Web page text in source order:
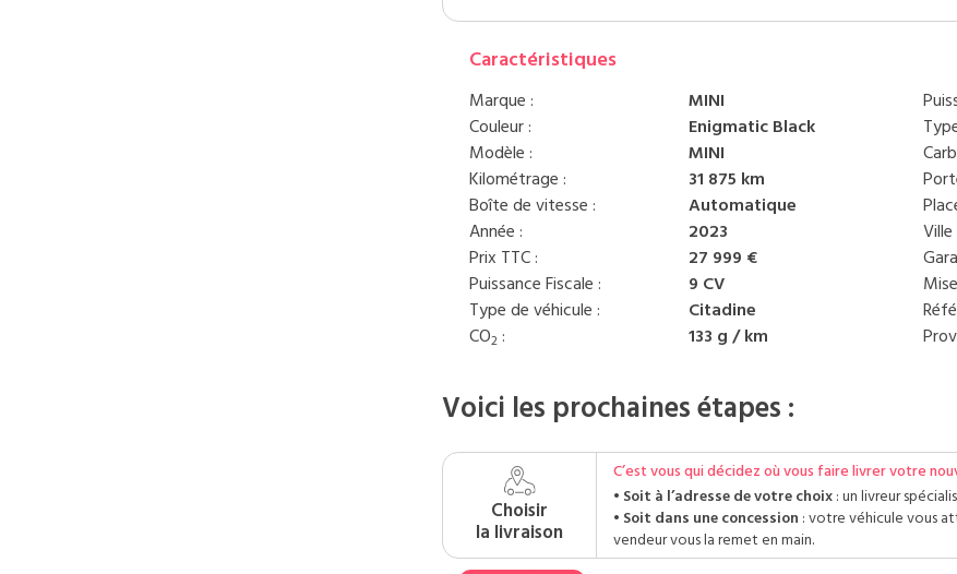
Caractéristiques
Marque :
MINI
Couleur :
Enigmatic Black
Modèle :
MINI
Kilométrage :
31 875 km
Boîte de vitesse :
Automatique
Année :
2023
Prix TTC :
27 999 €
Puissance Fiscale :
9 CV
Type de véhicule :
Citadine
CO2 : 133 g / km
Ville
Voici les prochaines étapes :
Choisir
la livraison
C’est vous qui décidez où vous faire livrer votre
Soit à l’adresse de votre choix: un livreur
Soit dans une concession : votre véhicule vous
vendeur vous la remet en main.